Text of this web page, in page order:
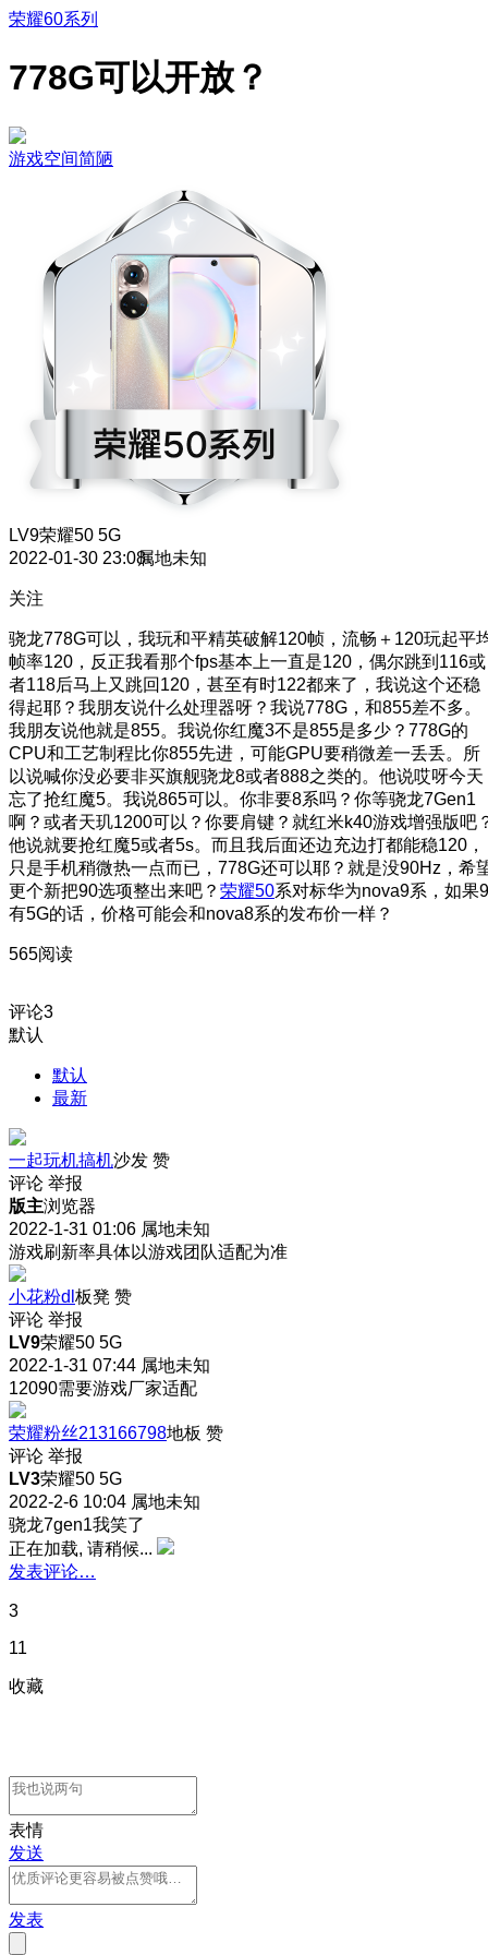
荣耀60系列
778G可以开放？
游戏空间简陋
LV9荣耀50 5G
2022-01-30 23:08属地未知
关注
骁龙778G可以，我玩和平精英破解120帧，流畅＋120玩起平
帧率120，反正我看那个fps基本上一直是120，偶尔跳到116或
者118后马上又跳回120，甚至有时122都来了，我说这个还稳
得起耶？我朋友说什么处理器呀？我说778G，和855差不多。
我朋友说他就是855。我说你红魔3不是855是多少？778G的
CPU和工艺制程比你855先进，可能GPU要稍微差一丢丢。所
以说喊你没必要非买旗舰骁龙8或者888之类的。他说哎呀今天
忘了抢红魔5。我说865可以。你非要8系吗？你等骁龙7Gen1
啊？或者天玑1200可以？你要肩键？就红米k40游戏增强版吧
他说就要抢红魔5或者5s。而且我后面还边充边打都能稳120，
只是手机稍微热一点而已，778G还可以耶？就是没90Hz，希
更个新把90选项整出来吧？ 荣耀50系对标华为nova9系，如果9
有5G的话，价格可能会和nova8系的发布价一样？
565阅读
评论3
默认
默认
最新
一起玩机搞机沙发 赞
评论 举报
版主浏览器
2022-1-31 01:06 属地未知
游戏刷新率具体以游戏团队适配为准
小花粉dl 板凳 赞
评论 举报
LV9荣耀50 5G
2022-1-31 07:44 属地未知
12090需要游戏厂家适配
荣耀粉丝213166798地板 赞
评论 举报
LV3荣耀50 5G
2022-2-6 10:04 属地未知
骁龙7gen1我笑了
正在加载, 请稍候...
发表评论…
3
11
收藏
表情
发送
发表